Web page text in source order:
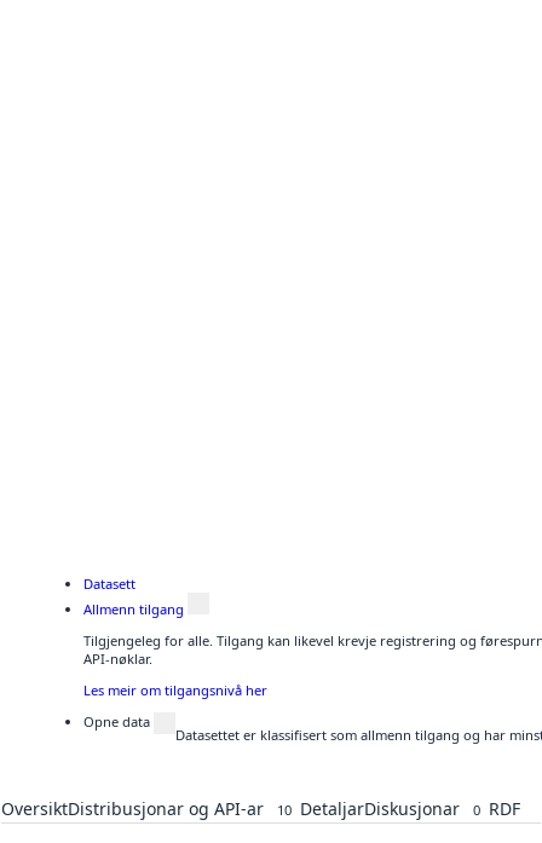
Datasett
Allmenn tilgang
Tilgjengeleg for alle. Tilgang kan likevel krevje registrering og
API-nøklar.
Les meir om tilgangsnivå her
Opne data
Datasettet er klassifisert som allmenn tilgang og har
OversiktDistribusjonar og API-ar 10 DetaljarDiskusjonar 0 RDF